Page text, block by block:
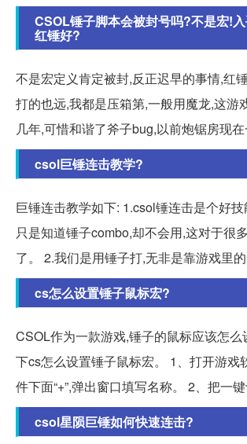
CSOL锤子脚本会被封号吗?不是宏!
红锤好?
不是宏定义肯定被封,反正迟早的事情,红
打的也远,我都是压箱第,一般用魔龙,这游
几年,可惜和谐了斧子bug,以前炮锯房现在
csol巨锤连击教学?
巨锤连击教学如下: 1.csol锤连击是个好
只是知道锤子combo,却不会用,这对于很
了。 2.我们是用锤子打,无非是靠游戏里的
cs怎么设置锤子鼠标宏?
CSOL作为一款游戏,锤子的鼠标应该怎么
下cs怎么设置锤子鼠标宏。 1、打开游戏
件下面“+”,弹出窗口填写名称。 2、把一键
csol星陨巨锤如何快速连击?